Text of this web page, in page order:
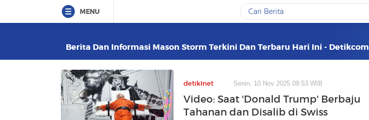
MENU
Berita Dan Informasi Mason Storm Terkini Dan Terbaru Hari Ini - Detikcom
detikInet Senin, 10 Nov 2025 09:53 WIB
Video: Saat 'Donald Trump' Berbaju
Tahanan dan Disalib di Swiss